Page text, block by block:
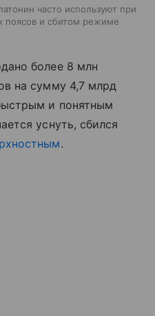
часто используют при
поясов и сбитом режиме
более 8 млн
на сумму 4,7 млрд
и понятным
уснуть, сбился
.